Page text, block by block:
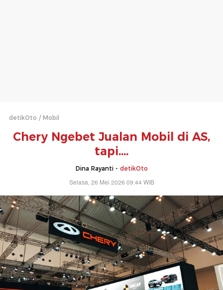
detikOto Mobil
Chery Ngebet Jualan Mobil di AS,
tapi....
Dina Rayanti - detikOto
Selasa, 26 Mei 2026 09:44 WIB